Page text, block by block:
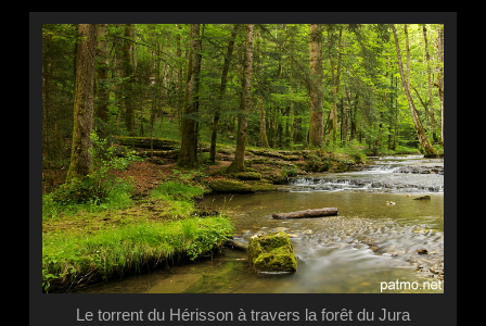
Le torrent du Hérisson à travers la forêt du Jura